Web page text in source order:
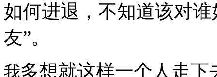
如何进退，不知道该对
友”。
我多想就这样一个人走